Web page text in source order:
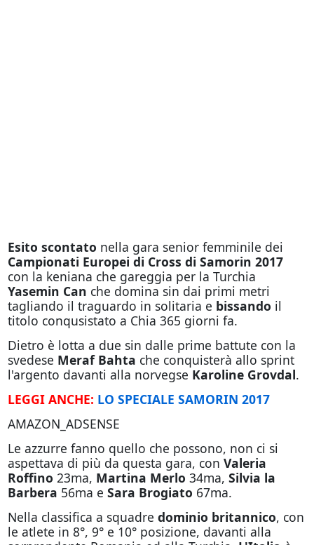
Esito scontato nella gara senior femminile dei
Campionati Europei di Cross di Samorin 2017
con la keniana che gareggia per la Turchia
Yasemin Can che domina sin dai primi metri
tagliando il traguardo in solitaria e bissando il
titolo conqusistato a Chia 365 giorni fa.
Dietro è lotta a due sin dalle prime battute con la
svedese Meraf Bahta che conquisterà allo sprint
l'argento davanti alla norvegse Karoline Grovdal.
LEGGI ANCHE: LO SPECIALE SAMORIN 2017
AMAZON_ADSENSE
Le azzurre fanno quello che possono, non ci si
aspettava di più da questa gara, con Valeria
Roffino 23ma, Martina Merlo 34ma, Silvia la
Barbera 56ma e Sara Brogiato 67ma.
Nella classifica a squadre dominio britannico, con
le atlete in 8°, 9° e 10° posizione, davanti alla